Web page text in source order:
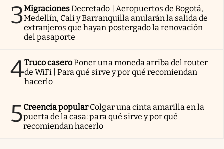
3MigracionesDecretado | Aeropuertos de Bogotá,
Medellín, Cali y Barranquilla anularán la salida de
extranjeros que hayan postergado la renovación
del pasaporte
4Truco caseroPoner una moneda arriba del router
de WiFi | Para qué sirve y por qué recomiendan
hacerlo
5Creencia popularColgar una cinta amarilla en la
puerta de la casa: para qué sirve y por qué
recomiendan hacerlo